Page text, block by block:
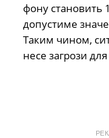
фону
допустиме
Таким чином,
несе загрози